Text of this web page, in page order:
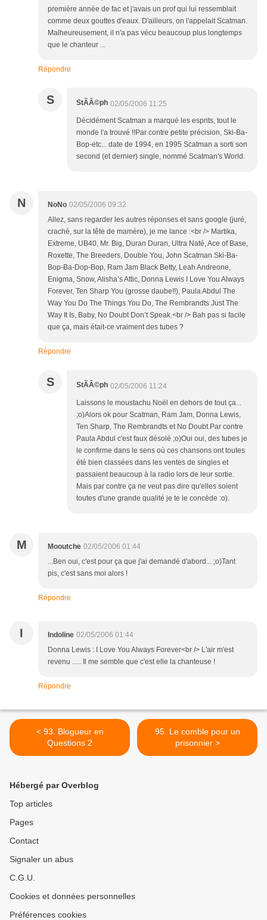
première année de fac et j'avais un prof qui lui ressemblait
comme deux gouttes d'eaux. D'ailleurs, on l'appelait Scatman.
Malheureusement, il n'a pas vécu beaucoup plus longtemps
que le chanteur ...
Répondre
S StÃÂ©ph 02/05/2006 11:25
Décidément Scatman a marqué les esprits, tout le
monde l'a trouvé !!Par contre petite précision, Ski-Ba-
Bop-etc... date de 1994, en 1995 Scatman a sorti son
second (et dernier) single, nommé Scatman's World.
N NoNo 02/05/2006 09:32
Allez, sans regarder les autres réponses et sans google (juré,
craché, sur la tête de mamère), je me lance :<br /> Martika,
Extreme, UB40, Mr. Big, Duran Duran, Ultra Naté, Ace of Base,
Roxette, The Breeders, Double You, John Scatman Ski-Ba-
Bop-Ba-Dop-Bop, Ram Jam Black Betty, Leah Andreone,
Enigma, Snow, Alisha’s Attic, Donna Lewis I Love You Always
Forever, Ten Sharp You (grosse daube!!), Paula Abdul The
Way You Do The Things You Do, The Rembrandts Just The
Way It Is, Baby, No Doubt Don’t Speak.<br /> Bah pas si facile
que ça, mais était-ce vraiment des tubes ?
Répondre
S StÃÂ©ph 02/05/2006 11:24
Laissons le moustachu Noël en dehors de tout ça...
;o)Alors ok pour Scatman, Ram Jam, Donna Lewis,
Ten Sharp, The Rembrandts et No Doubt.Par contre
Paula Abdul c'est faux désolé ;o)Oui oui, des tubes je
le confirme dans le sens où ces chansons ont toutes
été bien classées dans les ventes de singles et
passaient beaucoup à la radio lors de leur sortie.
Mais par contre ça ne veut pas dire qu'elles soient
toutes d'une grande qualité je te le concède :o).
M Mooutche 02/05/2006 01:44
...Ben oui, c'est pour ça que j'ai demandé d'abord... ;o)Tant
pis, c'est sans moi alors !
Répondre
I Indoline 02/05/2006 01:44
Donna Lewis : I Love You Always Forever<br /> L'air m'est
revenu ..... Il me semble que c'est elle la chanteuse !
Répondre
< 93. Blogueur en
Questions 2
95. Le comble pour un
prisonnier >
Hébergé par Overblog
Top articles
Pages
Contact
Signaler un abus
C.G.U.
Cookies et données personnelles
Préférences cookies